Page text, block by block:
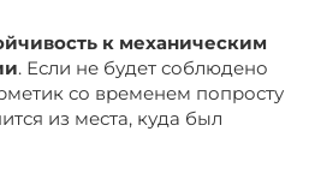
к механическим
. Если не будет соблюдено
со временем попросту
из места, куда был